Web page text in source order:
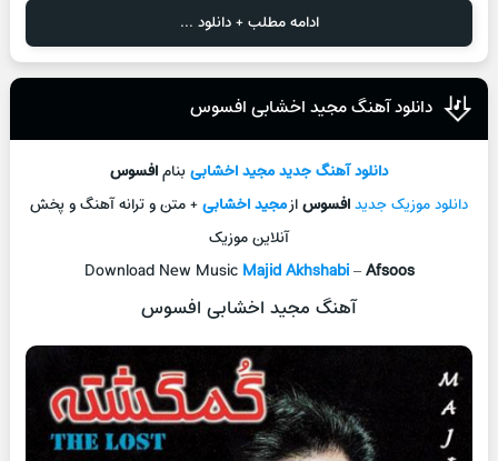
ادامه مطلب + دانلود ...
دانلود آهنگ مجید اخشابی افسوس
دانلود آهنگ جديدمجید اخشابیبنامافسوس
دانلود موزیک جديدافسوسازمجید اخشابی+ متن و ترانه آهنگ و پخش
آنلاين موزيک
Download New Music Majid Akhshabi–Afsoos
آهنگ مجید اخشابی افسوس